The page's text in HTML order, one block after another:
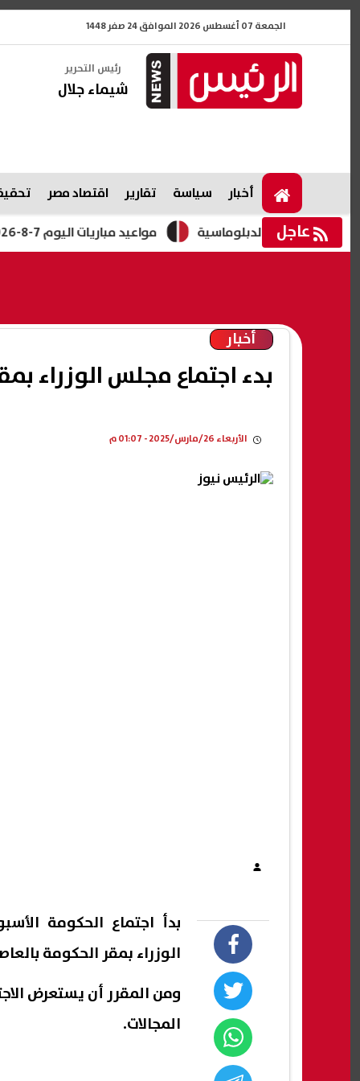
الجمعة 07 أغسطس 2026 الموافق 24 صفر 1448
رئيس التحرير
شيماء جلال
أخبار سياسة تقارير اقتصاد مصر
عاجل مواعيد مباريات اليوم 7-8-2026.. بايرن ميونخ وأستون فيلا ومواجهات كأس الرابطة الإنجليزية المساعي الدبلوماسية
أخبار
بدء اجتماع مجلس الوزراء
الأربعاء 26/مارس/2025 - 01:07 م
بدأ اجتماع الحكومة
الوزراء بمقر الحكومة
ومن المقرر أن يستعرض
المجالات.